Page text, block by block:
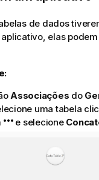
de dados
elas
Associações do
uma tabela
e selecione